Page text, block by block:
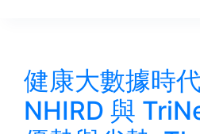
健康大數據時代
NHIRD 與